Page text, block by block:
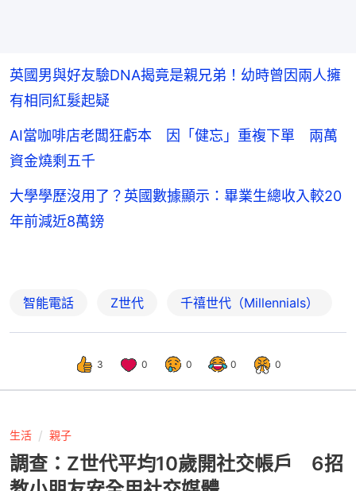
英國男與好友驗DNA揭竟是親兄弟！幼時曾因兩人擁
有相同紅髮起疑
AI當咖啡店老闆狂虧本 因「健忘」重複下單 兩萬
資金燒剩五千
大學學歷沒用了？英國數據顯示：畢業生總收入較20
年前減近8萬鎊
智能電話 Z世代 千禧世代（Millennials）
3 0 0 0 0
生活 親子
調查：Z世代平均10歲開社交帳戶 6招